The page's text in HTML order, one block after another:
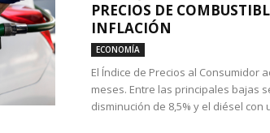
PRECIOS DE
INFLACIÓN
ECONOMÍA
El Índice de Precios al Consumidor
meses. Entre las principales bajas
disminución de 8,5% y el diésel con